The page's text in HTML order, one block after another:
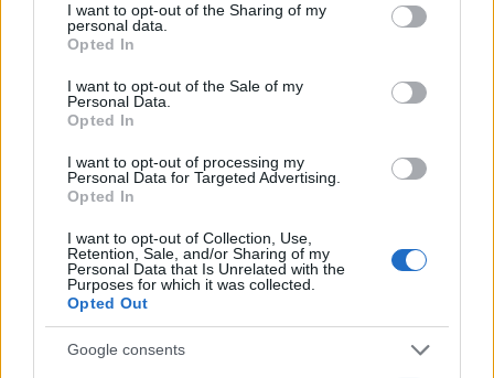
not limited to your visit or usage behaviour. You may click to
grant or deny consent to Google and its third-party tags to
use your data for below specified purposes in below Google
consent section.
I want to opt-out of the Sharing of my
personal data.
Opted In
I want to opt-out of the Sale of my
Personal Data.
Opted In
I want to opt-out of processing my
Personal Data for Targeted Advertising.
Opted In
I want to opt-out of Collection, Use,
Retention, Sale, and/or Sharing of my
Personal Data that Is Unrelated with the
Purposes for which it was collected.
Opted Out
Google consents
Bitrue
BitMart
Giorgia Stromeo